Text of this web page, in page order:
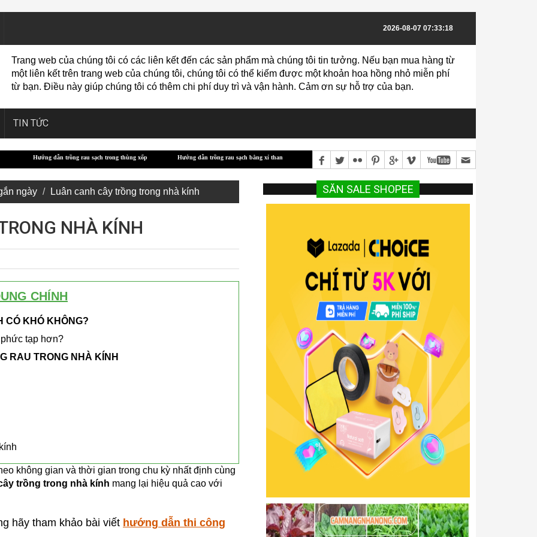
2026-08-07 07:33:18
Trang web của chúng tôi có các liên kết đến các sản phẩm mà chúng tôi tin tưởng. Nếu bạn mua hàng từ
một liên kết trên trang web của chúng tôi, chúng tôi có thể kiếm được một khoản hoa hồng nhỏ miễn phí
từ bạn. Điều này giúp chúng tôi có thêm chi phí duy trì và vận hành. Cảm ơn sự hỗ trợ của bạn.
TIN TỨC
trồng rau sạch trong thùng xốp Hướng dẫn trồng rau sạch bằng xỉ than Các giống bò thịt mang lại hiệu quả kinh tế cao Hướng dẫn Kỹ Thuật Trồng Và Chăm Sóc Cam
ngày Luân canh cây trồng trong nhà kính
NHÀ KÍNH
CHÍNH
CÓ KHÓ KHÔNG?
tạp hơn?
RAU TRONG NHÀ KÍNH
không gian và thời gian trong chu kỳ nhất định cùng
trồng trong nhà kính mang lại hiệu quả cao với
hãy tham khảo bài viết hướng dẫn thi công
SĂN SALE SHOPEE